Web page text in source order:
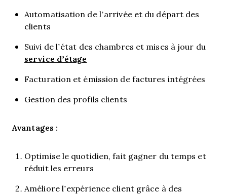
Automatisation de l’arrivée et du départ des
clients
Suivi de l’état des chambres et mises à jour du
service d’étage
Facturation et émission de factures intégrées
Gestion des profils clients
Avantages :
Optimise le quotidien, fait gagner du temps et
réduit les erreurs
Améliore l’expérience client grâce à des